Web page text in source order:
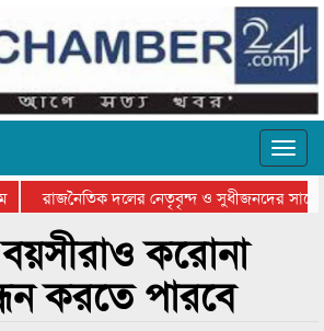
রাজনৈতিক দলের নেতৃবৃন্দ ও সুধীজনদের সাথে
সিলেটে বাংলাদেশ গ্রুপ থিয়েটার
করোনা
করতে পারবে